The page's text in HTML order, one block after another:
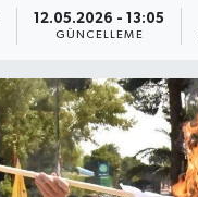
12.05.2026 - 13:05
GÜNCELLEME